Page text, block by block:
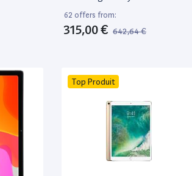
62 offers from:
315,00 € 642,64 €
Top Produit